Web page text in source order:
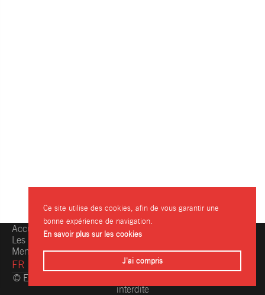
Accueil
Les restaurants
Mentions légales
Une question, une info ?
Contactez-nous
FR
© Eating.be 2004-2026 - Toute reproduction même partielle
interdite
Ce site utilise des cookies, afin de vous garantir une
bonne expérience de navigation.
En savoir plus sur les cookies
J'ai compris